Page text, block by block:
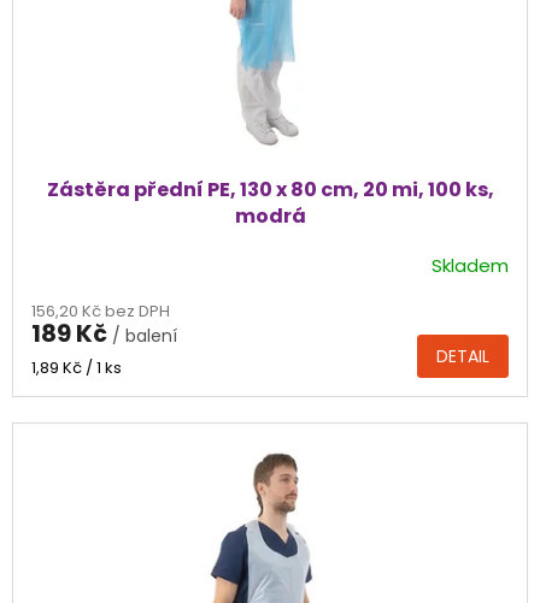
Zástěra přední PE, 130 x 80 cm, 20 mi, 100 ks,
modrá
Skladem
156,20 Kč bez DPH
189 Kč / balení
Měrná
1,89 Kč / 1 ks DETAIL